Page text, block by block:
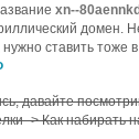
xn--
домен.
ставить тоже
давайте
-> Как набирать